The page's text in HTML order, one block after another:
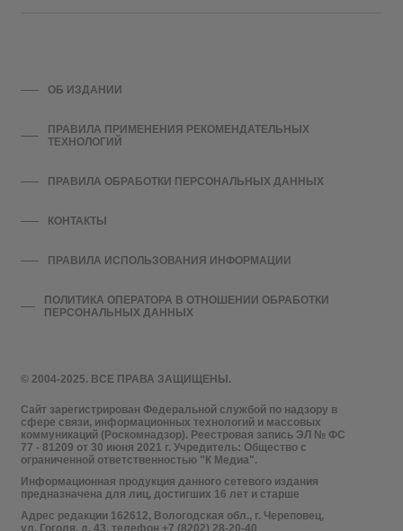
© 2004-2025. ВСЕ ПРАВА ЗАЩИЩЕНЫ.
Сайт зарегистрирован Федеральной службой по надзору в
сфере связи, информационных технологий и массовых
коммуникаций (Роскомнадзор). Реестровая запись ЭЛ № ФС
77 - 81209 от 30 июня 2021 г. Учредитель: Общество с
ограниченной ответственностью "К Медиа".
Информационная продукция данного сетевого издания
предназначена для лиц, достигших 16 лет и старше
Адрес редакции 162612, Вологодская обл., г. Череповец,
ул. Гоголя, д. 43, телефон +7 (8202) 28-20-40
ОБ ИЗДАНИИ
ПРАВИЛА ПРИМЕНЕНИЯ РЕКОМЕНДАТЕЛЬНЫХ
ТЕХНОЛОГИЙ
ПРАВИЛА ОБРАБОТКИ ПЕРСОНАЛЬНЫХ ДАННЫХ
КОНТАКТЫ
ПРАВИЛА ИСПОЛЬЗОВАНИЯ ИНФОРМАЦИИ
ПОЛИТИКА ОПЕРАТОРА В ОТНОШЕНИИ ОБРАБОТКИ
ПЕРСОНАЛЬНЫХ ДАННЫХ